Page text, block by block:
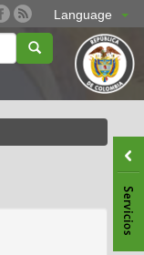
Language